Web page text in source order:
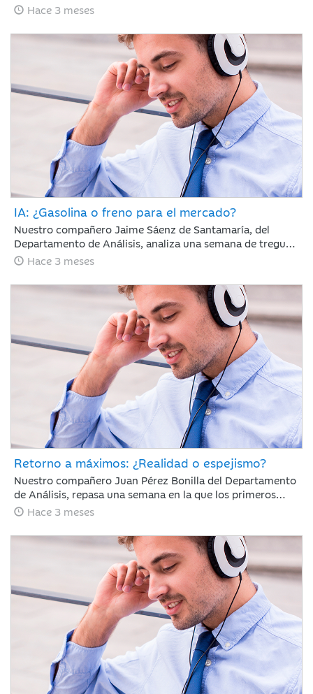
65 días con el estrecho de Ormuz cerrado y la tensión en
bloqueo, recuperando en abril gran parte del terreno
perdido en marzo.
Hace 3 meses
IA: ¿Gasolina o freno para el mercado?
Nuestro compañero Jaime Sáenz de Santamaría, del
Departamento de Análisis, analiza una semana de tregua
geopolítica en la que, pese a la falta de avances en las
empresariales retoman el protagonismo en las bolsas.
Hace 3 meses
Retorno a máximos: ¿Realidad o espejismo?
Nuestro compañero Juan Pérez Bonilla del Departamento
de Análisis, repasa una semana en la que los primeros
diálogos y pactos de alto al fuego han impulsado el
acercado a niveles previos al conflicto.
Hace 3 meses